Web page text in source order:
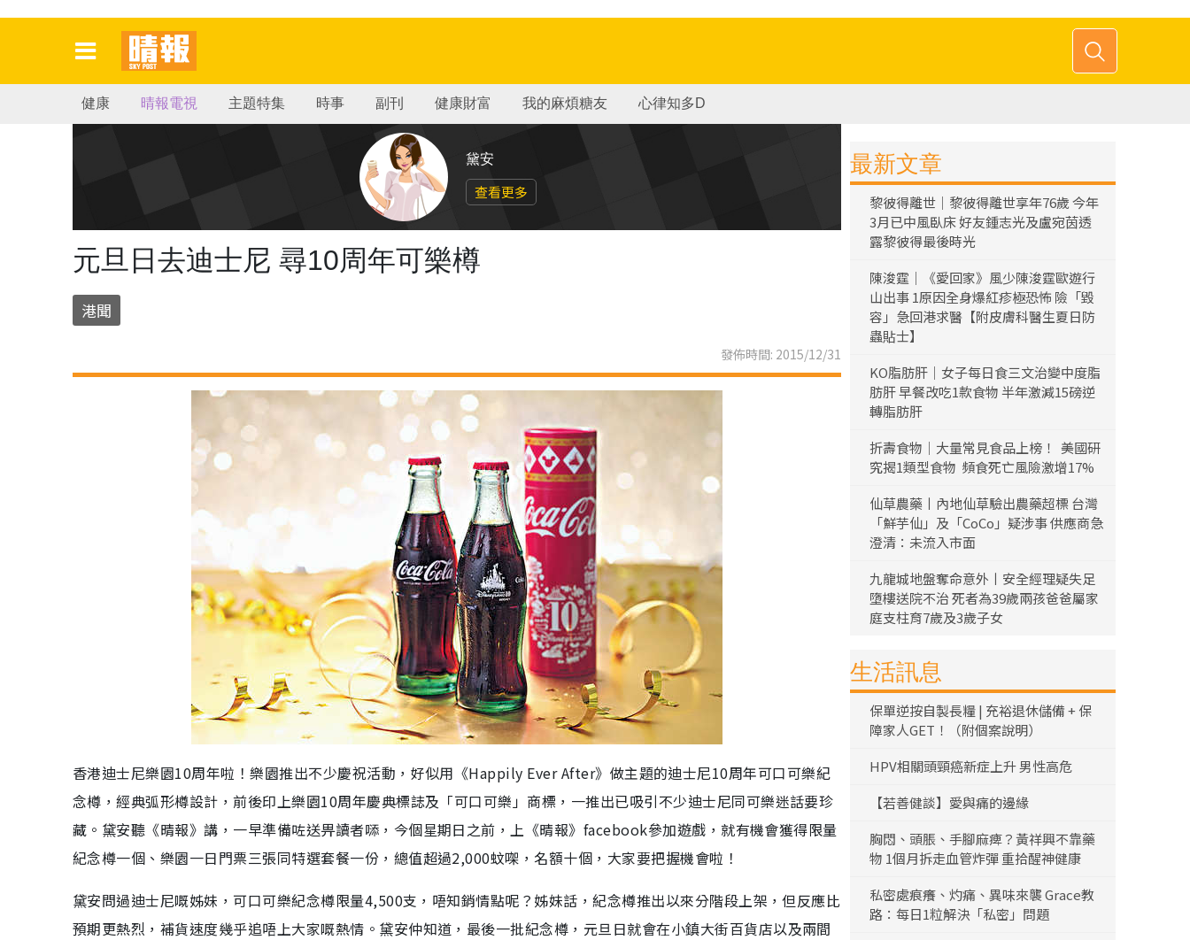
健康 晴報電視 主題特集 時事 副刊 健康財富 我的麻煩糖友 心律知多D
黛安
查看更多
元旦日去迪士尼 尋10周年可樂樽
港聞
發佈時間: 2015/12/31
香港迪士尼樂園10周年啦！樂園推出不少慶祝活動，好似用《Happily Ever After》做主題的迪士尼10周年可口可樂紀
念樽，經典弧形樽設計，前後印上樂園10周年慶典標誌及「可口可樂」商標，一推出已吸引不少迪士尼同可樂迷話要珍
藏。黛安聽《晴報》講，一早準備咗送畀讀者𠻹，今個星期日之前，上《晴報》facebook參加遊戲，就有機會獲得限量
紀念樽一個、樂園一日門票三張同特選套餐一份，總值超過2,000蚊㗎，名額十個，大家要把握機會啦！
黛安問過迪士尼嘅姊妹，可口可樂紀念樽限量4,500支，唔知銷情點呢？姊妹話，紀念樽推出以來分階段上架，但反應比
預期更熱烈，補貨速度幾乎追唔上大家嘅熱情。黛安仲知道，最後一批紀念樽，元旦日就會在小鎮大街百貨店以及兩間
最新文章
黎彼得離世｜黎彼得離世享年76歲 今年
3月已中風臥床 好友鍾志光及盧宛茵透
露黎彼得最後時光
陳浚霆｜《愛回家》風少陳浚霆歐遊行
山出事 1原因全身爆紅疹極恐怖 險「毀
容」急回港求醫【附皮膚科醫生夏日防
蟲貼士】
KO脂肪肝｜女子每日食三文治變中度脂
肪肝 早餐改吃1款食物 半年激減15磅逆
轉脂肪肝
折壽食物｜大量常見食品上榜！ 美國研
究揭1類型食物 頻食死亡風險激增17%
仙草農藥丨內地仙草驗出農藥超標 台灣
「鮮芋仙」及「CoCo」疑涉事 供應商急
澄清：未流入市面
九龍城地盤奪命意外丨安全經理疑失足
墮樓送院不治 死者為39歲兩孩爸爸屬家
庭支柱育7歲及3歲子女
生活訊息
保單逆按自製長糧 | 充裕退休儲備 + 保
障家人GET！（附個案說明）
HPV相關頭頸癌新症上升 男性高危
【若善健談】愛與痛的邊緣
胸悶、頭脹、手腳麻痺？黃祥興不靠藥
物 1個月拆走血管炸彈 重拾醒神健康
私密處痕癢、灼痛、異味來襲 Grace教
路：每日1粒解決「私密」問題